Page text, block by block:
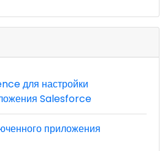
для настройки
Salesforce
приложения